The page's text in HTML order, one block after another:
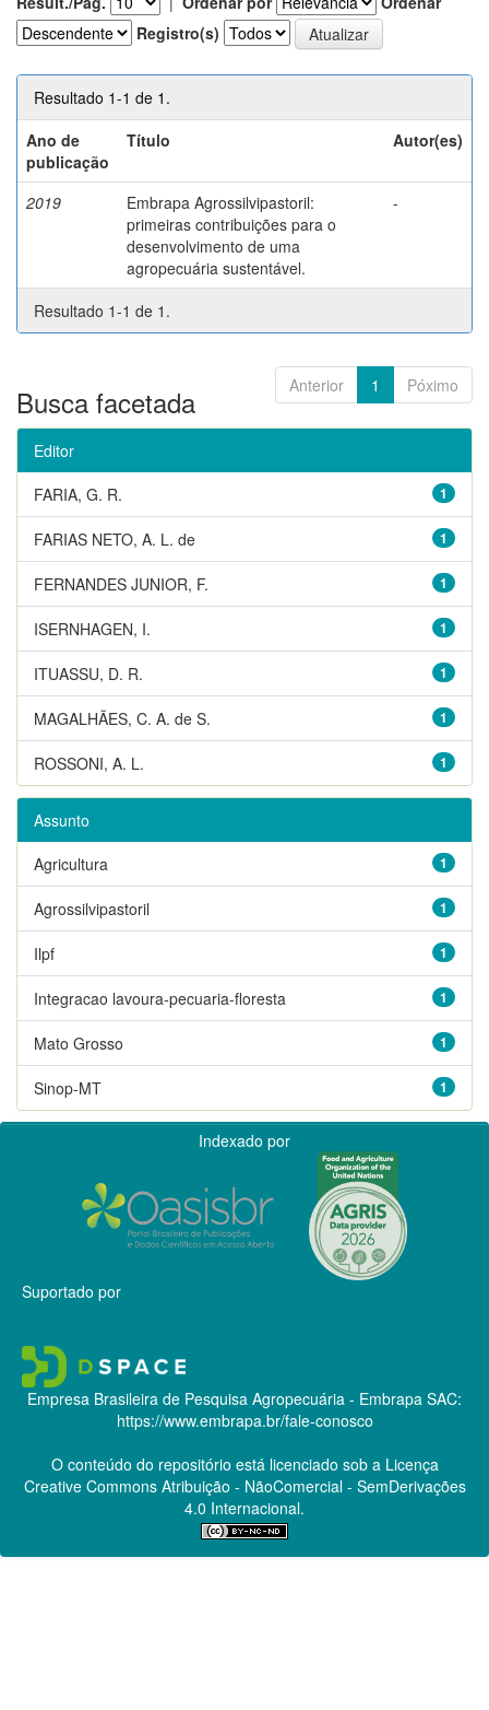
Registro(s)
Resultado 1-1 de 1.
Ano de
publicação
Título Autor(es)
2019
Embrapa Agrossilvipastoril:
primeiras contribuições para o
desenvolvimento de uma
agropecuária sustentável.
-
Resultado 1-1 de 1.
Anterior 1 Póximo
Busca facetada
Editor
1
FARIA, G. R.
1
FARIAS NETO, A. L. de
1
FERNANDES JUNIOR, F.
1
ISERNHAGEN, I.
1
ITUASSU, D. R.
1
MAGALHÃES, C. A. de S.
1
ROSSONI, A. L.
Assunto
1
Agricultura
1
Agrossilvipastoril
1
Ilpf
1
Integracao lavoura-pecuaria-floresta
1
Mato Grosso
1
Sinop-MT
Indexado por
Suportado por
Empresa Brasileira de Pesquisa Agropecuária - Embrapa SAC:
https://www.embrapa.br/fale-conosco
O conteúdo do repositório está licenciado sob a Licença
Creative CommonsAtribuição - NãoComercial - SemDerivações
4.0 Internacional.